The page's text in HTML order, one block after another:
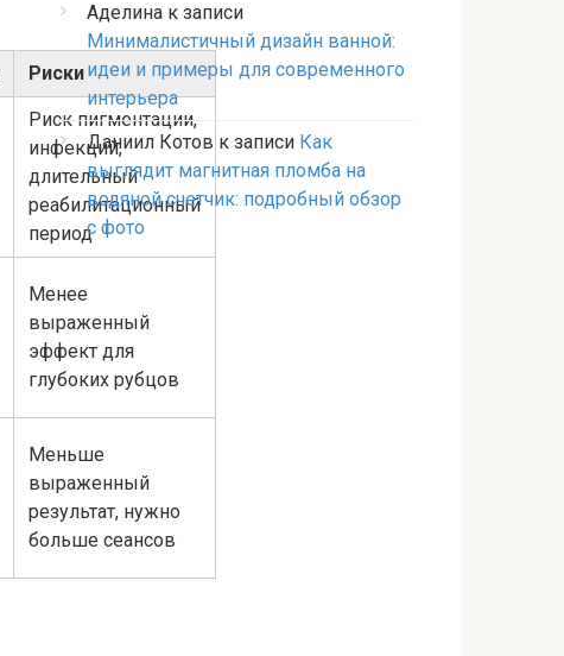
Риски
Риск пигментации,
инфекций,
длительный
реабилитационный
период
Менее
выраженный
эффект для
глубоких рубцов
Меньше
выраженный
результат, нужно
больше сеансов
Аделина к записи
Минималистичный дизайн ванной:
идеи и примеры для современного
интерьера
Даниил Котов к записи Как
выглядит магнитная пломба на
водяной счетчик: подробный обзор
с фото